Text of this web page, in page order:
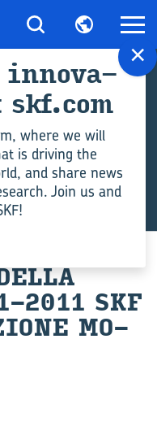
2011 SKF
MO­
×
in­no­va­
where we will
is driving the
and share news
Join us and